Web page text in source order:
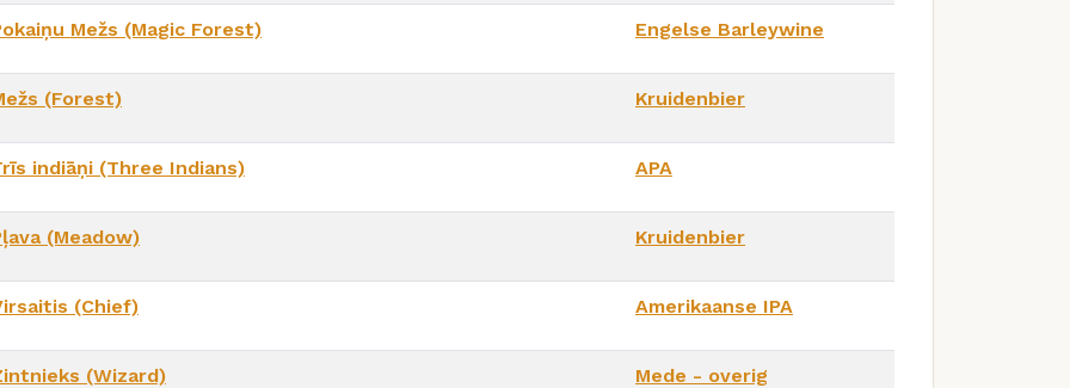
Mežs (Magic Forest) Engelse Barleywine
(Forest) Kruidenbier
indiāņi (Three Indians) APA
(Meadow) Kruidenbier
(Chief) Amerikaanse IPA
(Wizard) Mede - overig